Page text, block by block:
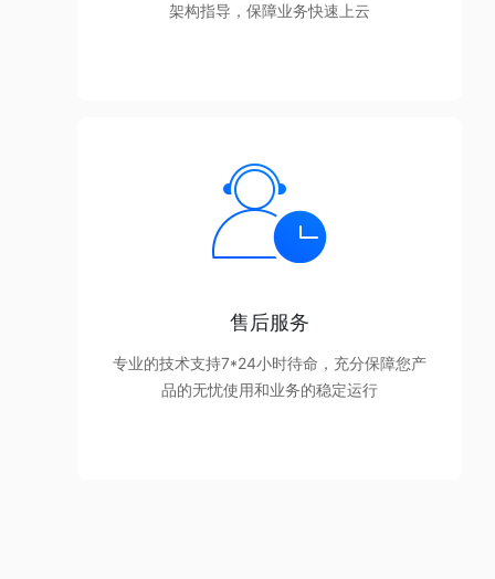
架构指导，保障业务快速上云
售后服务
专业的技术支持7*24小时待命，充分保障您产
品的无忧使用和业务的稳定运行